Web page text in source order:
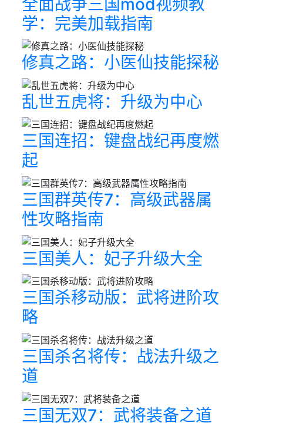
学：完美加载指南
修真之路：小医仙技能探秘
乱世五虎将：升级为中心
三国连招：键盘战纪再度燃
起
三国群英传7：高级武器属
性攻略指南
三国美人：妃子升级大全
三国杀移动版：武将进阶攻
略
三国杀名将传：战法升级之
道
三国无双7：武将装备之道